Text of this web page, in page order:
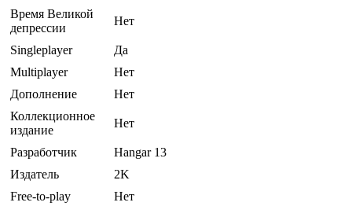
Время Великой
депрессии
Нет
Singleplayer
Да
Multiplayer
Нет
Дополнение
Нет
Коллекционное
издание
Нет
Разработчик
Hangar 13
Издатель
2K
Free-to-play
Нет